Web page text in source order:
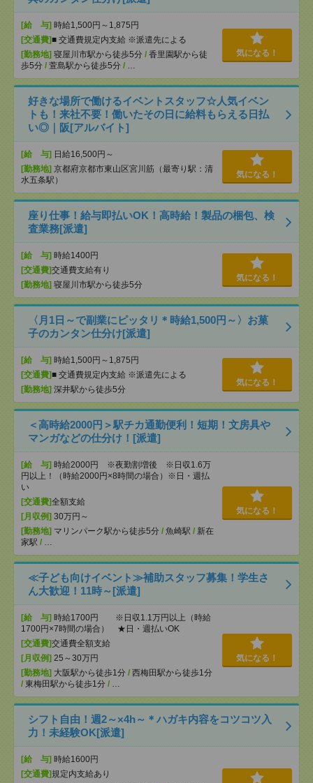
[給 与] 時給1,500円～1,875円
[交通費]■ 交通費規定内支給 ※派遣先による
[勤務地] 寝屋川市駅から徒歩5分 / 香里園駅から徒
歩5分 / 萱島駅から徒歩5分 / …
気になる！
好きな場所で働けるイベントスタッフ☆人気イベン
トも！来社不要！働いたその日に給料もらえる日払
い◎｜阪[アルバイト]
[給 与] 日給16,500円～
[勤務地] 京都府京都市東山区宮川筋（最寄り駅：清
水五条駅）
気になる！
座り仕事！給与即払いOK！高時給！製品の梱包、検
査業務[派遣]
[給 与] 時給1400円
[交通費]交通費支給有り
[勤務地] 寝屋川市駅から徒歩5分
気になる！
〈月1日～で副業にピッタリ＊時給1,500円～〉お菓
子のカンタン仕分け[派遣]
[給 与] 時給1,500円～1,875円
[交通費]■ 交通費規定内支給 ※派遣先による
[勤務地] 深井駅から徒歩5分
気になる！
＜高時給2000円＞駅チカ通勤便利！短期！文房具や
マンガなどの仕分け！[派遣]
[給 与] 時給2000円 ※夜勤割増後 ※日収1.6万
円以上！（時給2000円×8時間の場合）※日・週払
い
[交通費]全額支給
[月収例] 30万円～
[勤務地] マリンパーク駅から徒歩5分 / 魚崎駅 / 新在
家駅 / …
気になる！
≪子ども向けイベント≫補助スタッフ募集！学生さ
ん大歓迎！11時～[派遣]
[給 与] 時給1700円 ※日収1.1万円以上（時給
1700円×7時間の場合） ★日・週払いOK
[交通費]交通費全額支給
[月収例] 25～30万円
[勤務地] 大阪駅から徒歩1分 / 西梅田駅から徒歩1分
/ 東梅田駅から徒歩1分 / …
気になる！
シフト自由！週2～×4h～＊ハガキ内容をコツコツ入
力！未経験OK[派遣]
[給 与] 時給1600円
[交通費] 規定内支給あり